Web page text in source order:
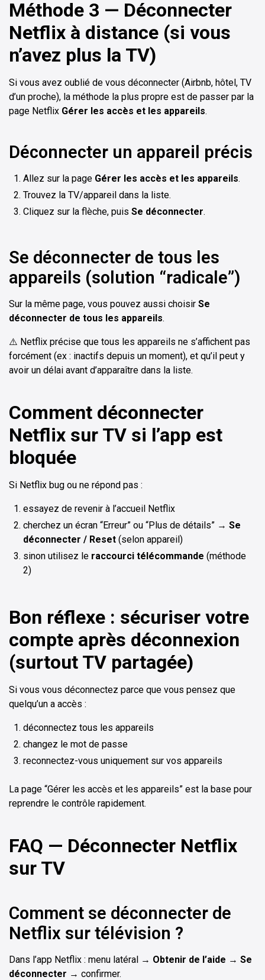
Méthode 3 — Déconnecter
Netflix à distance (si vous
n’avez plus la TV)
Si vous avez oublié de vous déconnecter (Airbnb, hôtel, TV
d’un proche), la méthode la plus propre est de passer par la
page Netflix Gérer les accès et les appareils.
Déconnecter un appareil précis
Allez sur la page Gérer les accès et les appareils.
Trouvez la TV/appareil dans la liste.
Cliquez sur la flèche, puis Se déconnecter.
Se déconnecter de tous les
appareils (solution “radicale”)
Sur la même page, vous pouvez aussi choisir Se
déconnecter de tous les appareils.
⚠️ Netflix précise que tous les appareils ne s’affichent pas
forcément (ex : inactifs depuis un moment), et qu’il peut y
avoir un délai avant d’apparaître dans la liste.
Comment déconnecter
Netflix sur TV si l’app est
bloquée
Si Netflix bug ou ne répond pas :
essayez de revenir à l’accueil Netflix
cherchez un écran “Erreur” ou “Plus de détails” → Se
déconnecter / Reset (selon appareil)
sinon utilisez le raccourci télécommande (méthode
2)
Bon réflexe : sécuriser votre
compte après déconnexion
(surtout TV partagée)
Si vous vous déconnectez parce que vous pensez que
quelqu’un a accès :
déconnectez tous les appareils
changez le mot de passe
reconnectez-vous uniquement sur vos appareils
La page “Gérer les accès et les appareils” est la base pour
reprendre le contrôle rapidement.
FAQ — Déconnecter Netflix
sur TV
Comment se déconnecter de
Netflix sur télévision ?
Dans l’app Netflix : menu latéral → Obtenir de l’aide → Se
déconnecter → confirmer.